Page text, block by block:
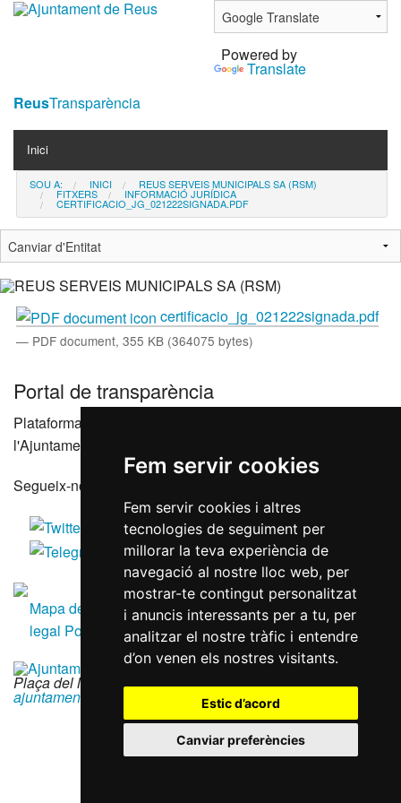
Fem servir cookies
Fem servir cookies i altres
tecnologies de seguiment per
millorar la teva experiència de
navegació al nostre lloc web, per
mostrar-te contingut personalitzat
i anuncis interessants per a tu, per
analitzar el nostre tràfic i entendre
d’on venen els nostres visitants.
Estic d’acord
Canviar preferències
Powered by
Translate
ReusTransparència
Navigation
Inici
Contacta
Notícies
SOU A: INICI REUS SERVEIS MUNICIPALS SA (RSM)
FITXERS INFORMACIÓ JURÍDICA
CERTIFICACIO_JG_021222SIGNADA.PDF
certificacio_jg_021222signada.pdf
— PDF document, 355 KB (364075 bytes)
Portal de transparència
Plataforma que agrupa els portals de transparència de
l'Ajuntament de Reus i les seves entitats dependents
Segueix-nos a les xarxes socials
Mapa del lloc AccessibilitatPolítica de galetes
Avís
legal Política de privacitatRGPD
Plaça del Mercadal · 43201 Reus|977 010 010|
ajuntament@reus.cat reus.cat